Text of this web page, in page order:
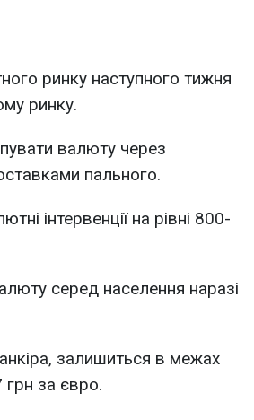
ринку наступного тижня
ринку.
валюту через
пального.
інтервенції на рівні 800-
серед населення наразі
залишиться в межах
за євро.